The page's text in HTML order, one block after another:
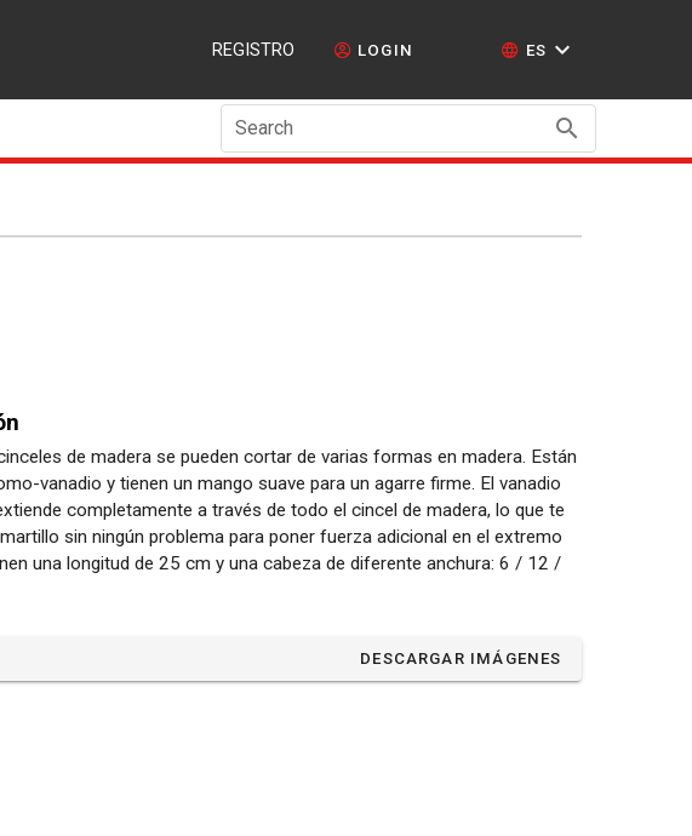
REGISTRO LOGIN ES
Search
de madera se pueden cortar de varias formas en madera. Están
vanadio y tienen un mango suave para un agarre firme. El vanadio
completamente a través de todo el cincel de madera, lo que te
sin ningún problema para poner fuerza adicional en el extremo
una longitud de 25 cm y una cabeza de diferente anchura: 6 / 12 /
DESCARGAR IMÁGENES